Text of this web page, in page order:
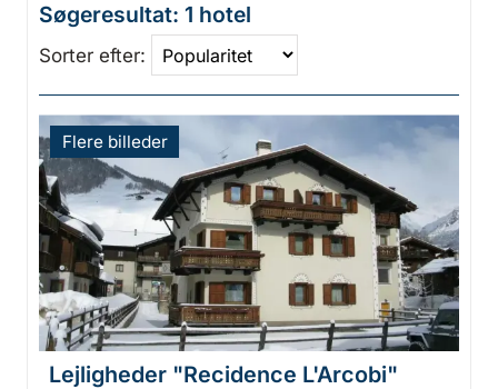
Søgeresultat: 1 hotel
Sorter efter:
Flere billeder
Lejligheder "Recidence L'Arcobi"